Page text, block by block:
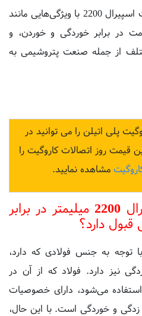
در برابر خوردگی و خوردن، و
از جمله صنعت پتروشیمی به
روز اتصالات کاروگیت را
مشاهده نمایید.
آیا لوله کاروگیت اسپیرال 2200 میلیمتر در برابر
دارد؟
توجه به جنس فولادی که دارد،
نیز دارد. فولاد که از آن در
می‌شود، دارای خصوصیات
زدگی و خوردگی است. با این حال،
اسپیرال در برابر زنگ زدگی،